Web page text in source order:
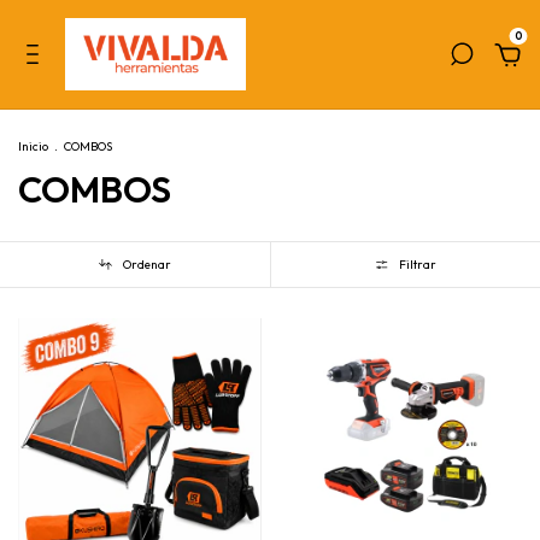
0
Inicio . COMBOS
COMBOS
Ordenar Filtrar